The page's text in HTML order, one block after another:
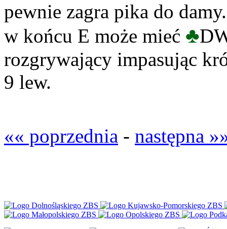
pewnie zagra pika do
w końcu E może mieć ♣
rozgrywający impasując
9 lew.
«« poprzednia - następna